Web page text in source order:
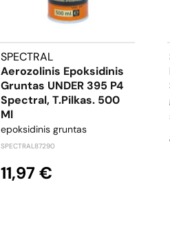
SPECTRAL
Aerozolinis Epoksidinis
Gruntas UNDER 395 P4
Spectral, T.pilkas. 500
Ml
epoksidinis gruntas
SPECTRAL87290
11,97 €